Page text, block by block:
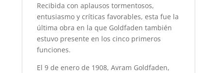
Recibida con aplausos tormentosos,
entusiasmo y críticas favorables, esta fue la
última obra en la que Goldfaden también
estuvo presente en los cinco primeros
funciones.
El 9 de enero de 1908, Avram Goldfaden,